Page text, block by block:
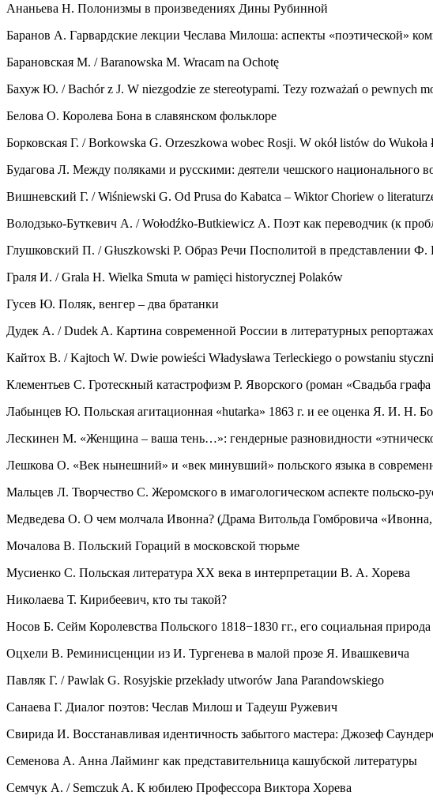
Ананьева Н. Полонизмы в произведениях Дины Рубинной
Баранов А. Гарвардские лекции Чеслава Милоша: аспекты «поэтической»
Барановская М. / Baranowska M. Wracam na Ochotę
Бахуж Ю. / Bachór z J. W niezgodzie ze stereotypami. Tezy rozważań o pewnych
Белова О. Королева Бона в славянском фольклоре
Борковская Г. / Borkowska G. Orzeszkowa wobec Rosji. W okół listów do Wukoła
Будагова Л. Между поляками и русскими: деятели чешского национального
Вишневский Г. / Wiśniewski G. Od Prusa do Kabatca – Wiktor Choriew o
Володзько-Буткевич А. / Wołodźko-Butkiewicz A. Поэт как переводчик (к
Глушковский П. / Głuszkowski P. Образ Речи Посполитой в представлении Ф.
Граля И. / Grala H. Wielka Smuta w pamięci historycznej Polaków
Гусев Ю. Поляк, венгер – два братанки
Дудек А. / Dudek A. Картина современной России в литературных
Кайтох В. / Kajtoch W. Dwie powieści Władysława Terleckiego o powstaniu
Клементьев С. Гротескный катастрофизм Р. Яворского (роман «Свадьба графа
Лабынцев Ю. Польская агитационная «hutarka» 1863 г. и ее оценка Я. И. Н.
Лескинен М. «Женщина – ваша тень…»: гендерные разновидности
Лешкова О. «Век нынешний» и «век минувший» польского языка в
Мальцев Л. Творчество С. Жеромского в имагологическом аспекте польско-
Медведева О. О чем молчала Ивонна? (Драма Витольда Гомбровича «Ивонна,
Мочалова В. Польский Гораций в московской тюрьме
Мусиенко С. Польская литература XX века в интерпретации В. А. Хорева
Николаева Т. Кирибеевич, кто ты такой?
Носов Б. Сейм Королевства Польского 1818−1830 гг., его социальная
Оцхели В. Реминисценции из И. Тургенева в малой прозе Я. Ивашкевича
Павляк Г. / Pawlak G. Rosyjskie przekłady utworów Jana Parandowskiego
Санаева Г. Диалог поэтов: Чеслав Милош и Тадеуш Ружевич
Свирида И. Восстанавливая идентичность забытого мастера: Джозеф
Семенова А. Анна Лайминг как представительница кашубской литературы
Семчук А. / Semczuk A. К юбилею Профессора Виктора Хорева